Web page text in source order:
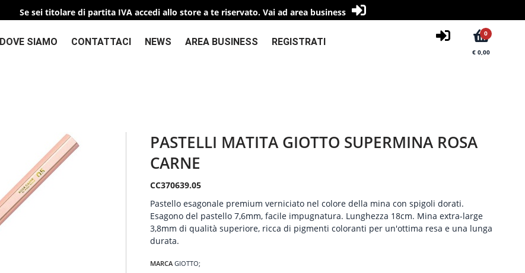
Se sei titolare di partita IVA accedi allo store a te riservato. Vai ad area business
0
€ 0,00
DOVE SIAMO CONTATTACI NEWS AREA BUSINESS REGISTRATI
PASTELLI MATITA GIOTTO SUPERMINA ROSA
CARNE
CC370639.05
Pastello esagonale premium verniciato nel colore della mina con spigoli dorati.
Esagono del pastello 7,6mm, facile impugnatura. Lunghezza 18cm. Mina extra-large
3,8mm di qualità superiore, ricca di pigmenti coloranti per un'ottima resa e una lunga
durata.
MARCA GIOTTO